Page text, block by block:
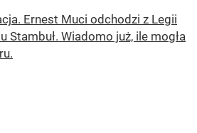
Ernest Muci odchodzi z Legii
Stambuł. Wiadomo już, ile mogła